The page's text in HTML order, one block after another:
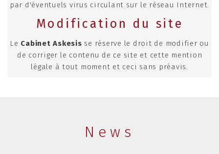
par d'éventuels virus circulant sur le réseau Internet.
Modification du site
Le Cabinet Askesis se réserve le droit de modifier ou
de corriger le contenu de ce site et cette mention
légale à tout moment et ceci sans préavis.
News